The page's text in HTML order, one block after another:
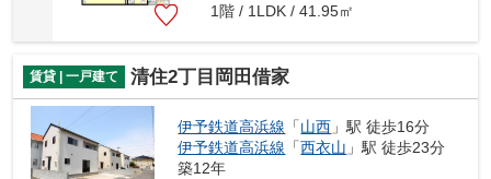
1階 / 1LDK / 41.95㎡
賃貸 | 一戸建て 清住2丁目岡田借家
伊予鉄道高浜線 「山西 」駅 徒歩16分
伊予鉄道高浜線 「西衣山 」駅 徒歩23分
築12年